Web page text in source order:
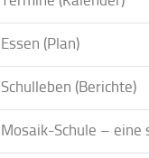
Essen (Plan)
Schulleben (Berichte)
Mosaik-Schule – eine